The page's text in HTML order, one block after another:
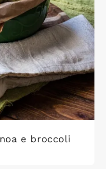
e broccoli